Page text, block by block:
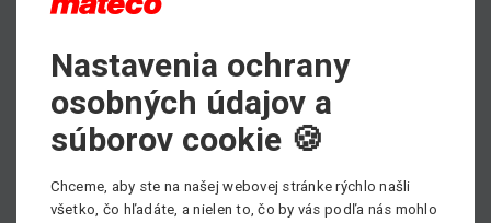
Jeho kompaktná konštrukcia a obratnosť ho robia
montážne práce.
Hlavné prednosti
Zdvih 5,85 m
Vynikajúca manévrovateľnosť
Nastavenia ochrany
osobných údajov a
súborov cookie 🍪
Chceme, aby ste na našej webovej stránke rýchlo našli
všetko, čo hľadáte, a nielen to, čo by vás podľa nás mohlo